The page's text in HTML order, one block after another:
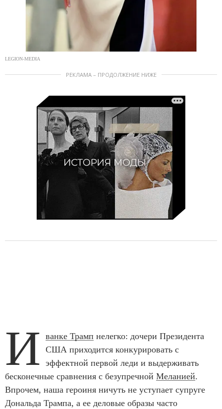
LEGION-MEDIA
РЕКЛАМА – ПРОДОЛЖЕНИЕ НИЖЕ
И ванке Трамп нелегко: дочери Президента
США приходится конкурировать с
эффектной первой леди и выдерживать
бесконечные сравнения с безупречной Меланией.
Впрочем, наша героиня ничуть не уступает супруге
Дональда Трампа, а ее деловые образы часто